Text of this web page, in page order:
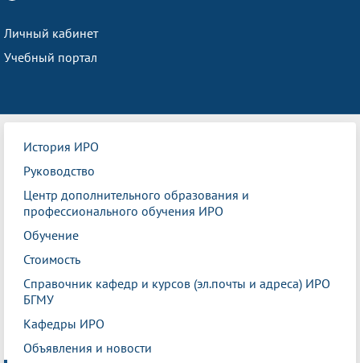
Личный кабинет
Учебный портал
История ИРО
Руководство
Центр дополнительного образования и
профессионального обучения ИРО
Обучение
Стоимость
Справочник кафедр и курсов (эл.почты и адреса) ИРО
БГМУ
Кафедры ИРО
Объявления и новости